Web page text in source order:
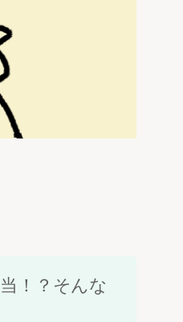
！？そんな